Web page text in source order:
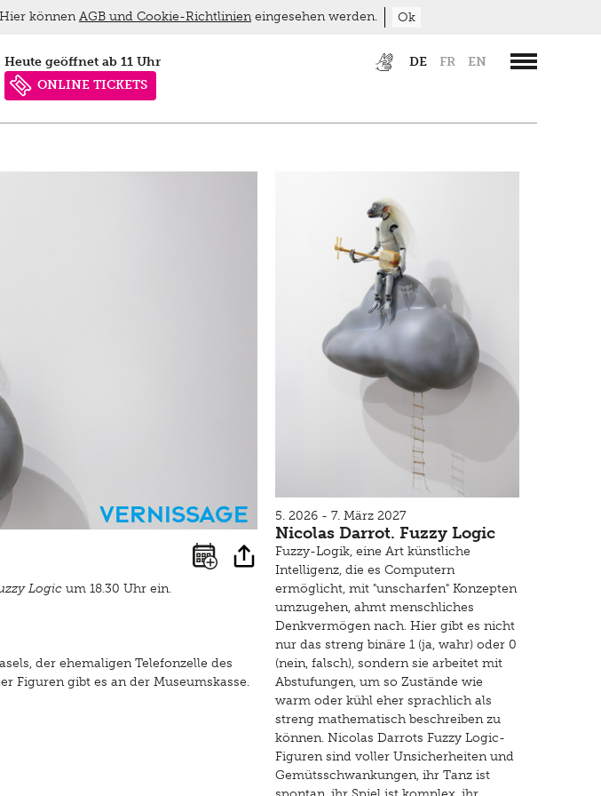
DE FR EN
heute geöffnet ab 11 Uhr
ONLINE TICKETS
Vernissage
Logic um 18.30 Uhr ein.
der ehemaligen Telefonzelle des
Figuren gibt es an der Museumskasse.
5. 2026 - 7. März 2027
Nicolas Darrot. Fuzzy Logic
Fuzzy-Logik, eine Art künstliche
Intelligenz, die es Computern
ermöglicht, mit "unscharfen" Konzepten
umzugehen, ahmt menschliches
Denkvermögen nach. Hier gibt es nicht
nur das streng binäre 1 (ja, wahr) oder 0
(nein, falsch), sondern sie arbeitet mit
Abstufungen, um so Zustände wie
warm oder kühl eher sprachlich als
streng mathematisch beschreiben zu
können. Nicolas Darrots Fuzzy Logic-
Figuren sind voller Unsicherheiten und
Gemütsschwankungen, ihr Tanz ist
könnenAGB und Cookie-Richtlinieneingesehen werden. Ok